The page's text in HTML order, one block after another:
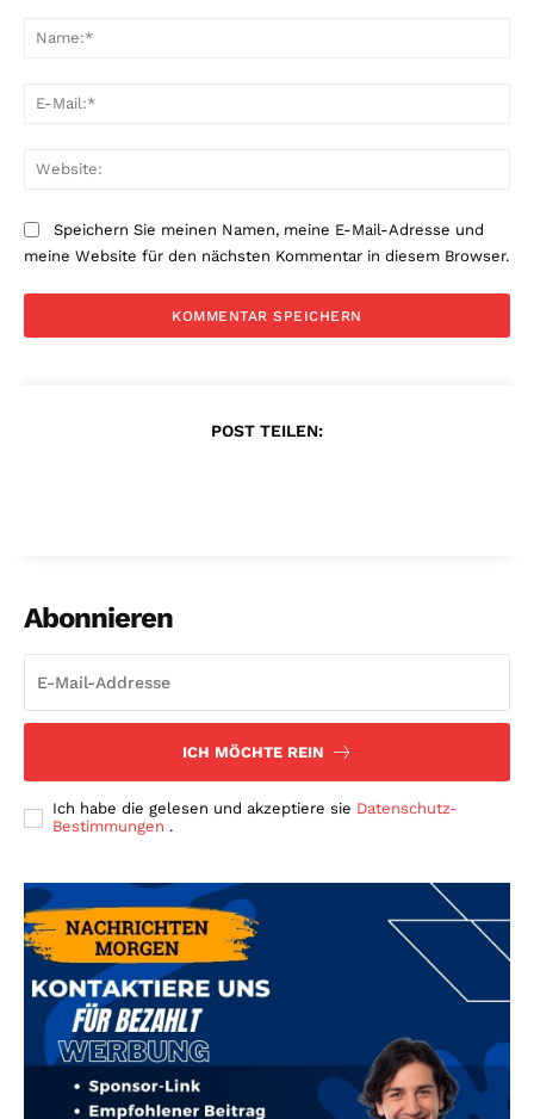
Speichern Sie meinen Namen, meine E-Mail-Adresse und
meine Website für den nächsten Kommentar in diesem Browser.
POST TEILEN:
Abonnieren
ICH MÖCHTE REIN
Ich habe die gelesen und akzeptiere sie Datenschutz-
Bestimmungen .